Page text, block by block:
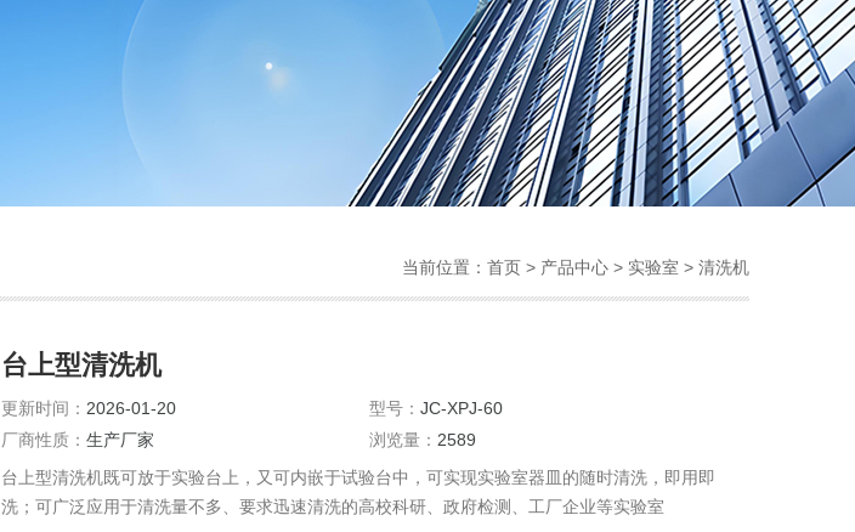
当前位置： 首页 > 产品中心 > 实验室 > 清洗机
台上型清洗机
更新时间： 2026-01-20 型号： JC-XPJ-60
厂商性质： 生产厂家 浏览量： 2589
台上型清洗机既可放于实验台上，又可内嵌于试验台中，可实现实验室器皿的随时清洗，即用即
洗；可广泛应用于清洗量不多、要求迅速清洗的高校科研、政府检测、工厂企业等实验室